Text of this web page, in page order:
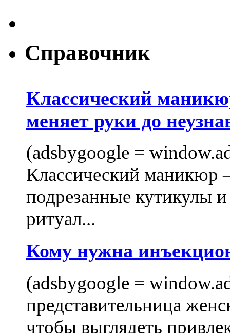
Справочник
Классический
меняет руки до
(adsbygoogle =
Классический маникюр
подрезанные кутикулы
ритуал...
Кому нужна
(adsbygoogle =
представительница
чтобы выглядеть